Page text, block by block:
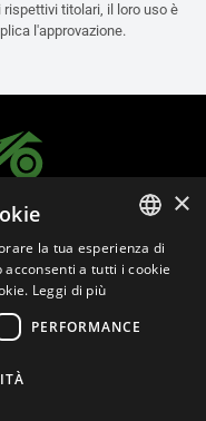
titolari, il loro uso è
l'approvazione.
ITALIAN
×
la tua esperienza di
a tutti i cookie
Leggi di più
PERFORMANCE